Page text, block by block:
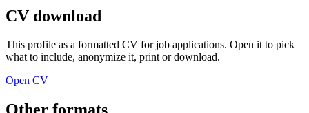
CV download
This profile as a formatted CV for job applications. Open it to pick
what to include, anonymize it, print or download.
Open CV